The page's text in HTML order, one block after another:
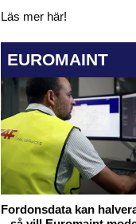
Läs mer här!
EUROMAINT
Fordonsdata kan